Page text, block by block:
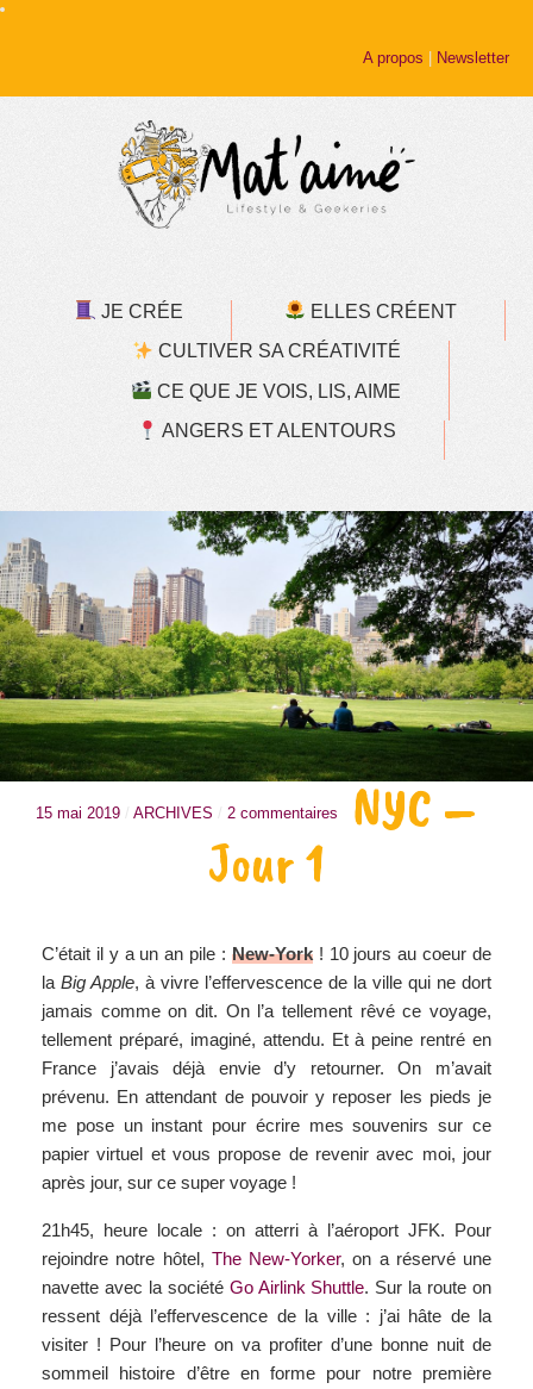
A propos | Newsletter
JE CRÉE
ELLES CRÉENT
CULTIVER SA CRÉATIVITÉ
CE QUE JE VOIS, LIS, AIME
ANGERS ET ALENTOURS
15 mai 2019 / ARCHIVES / 2 commentaires NYC –
Jour 1
C’était il y a un an pile : New-York! 10 jours au coeur de
la Big Apple, à vivre l’effervescence de la ville qui ne dort
jamais comme on dit. On l’a tellement rêvé ce voyage,
tellement préparé, imaginé, attendu. Et à peine rentré en
France j’avais déjà envie d’y retourner. On m’avait
prévenu. En attendant de pouvoir y reposer les pieds je
me pose un instant pour écrire mes souvenirs sur ce
papier virtuel et vous propose de revenir avec moi, jour
après jour, sur ce super voyage !
21h45, heure locale : on atterri à l’aéroport JFK. Pour
rejoindre notre hôtel, The New-Yorker, on a réservé une
navette avec la société Go Airlink Shuttle. Sur la route on
ressent déjà l’effervescence de la ville : j’ai hâte de la
visiter ! Pour l’heure on va profiter d’une bonne nuit de
sommeil histoire d’être en forme pour notre première